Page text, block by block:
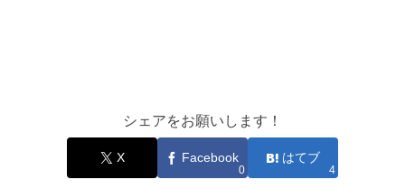
シェアをお願いします！
X Facebook
0
はてブ
4